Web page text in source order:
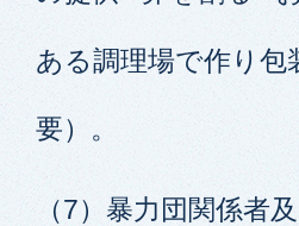
ある調理場で作り包
要）。
（7）暴力団関係者